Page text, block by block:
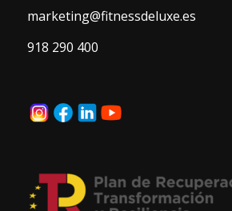
marketing@fitnessdeluxe.es
918 290 400